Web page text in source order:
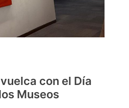
con el Día
Museos